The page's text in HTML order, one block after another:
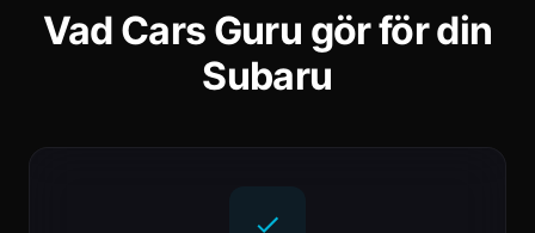
Vad Cars Guru gör för din
Subaru